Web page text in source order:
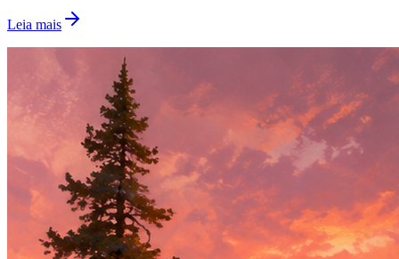
Leia mais